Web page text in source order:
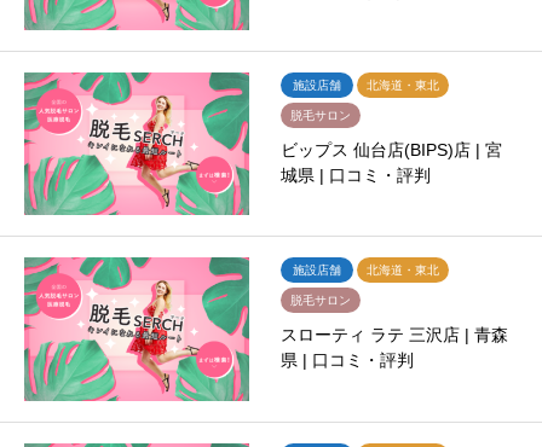
施設店舗 北海道・東北
脱毛サロン
ビップス 仙台店(BIPS)店 | 宮
城県 | 口コミ・評判
施設店舗 北海道・東北
脱毛サロン
スローティ ラテ 三沢店 | 青森
県 | 口コミ・評判